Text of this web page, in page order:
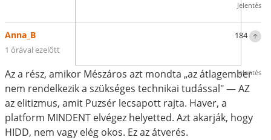
Jelentés
Jelentés
184
Anna_B
1 órával ezelőtt
Az a rész, amikor Mészáros azt mondta „az átlagember
nem rendelkezik a szükséges technikai tudással" — AZ
az elitizmus, amit Puzsér lecsapott rajta. Haver, a
platform MINDENT elvégez helyetted. Azt akarják, hogy
HIDD, nem vagy elég okos. Ez az átverés.